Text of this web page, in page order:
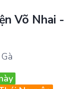
Võ Nhai -